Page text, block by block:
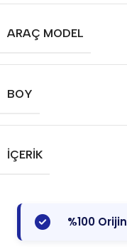
ARAÇ MODEL
BOY
İÇERIK
%100